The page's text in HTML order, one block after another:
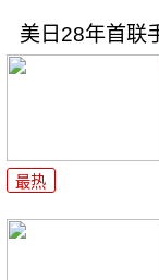
美日28年首联
最热